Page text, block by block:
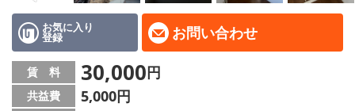
店舗情報·アクセス
会社概要
メールでお問い合わせ
お気に入り
登録 お問い合わせ
賃 料 30,000円
共益費 5,000円